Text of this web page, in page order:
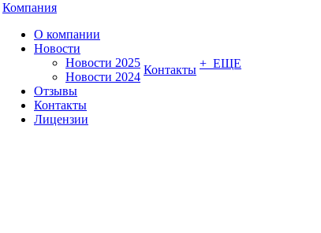
Компания
О компании
Новости
Новости 2025
Новости 2024
Отзывы
Контакты
Лицензии
Контакты + ЕЩЕ